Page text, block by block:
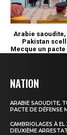
NATION
ARABIE SAOUDITE,
PACTE DE DÉFENSE
CAMBRIOLAGES À
DEUXIÈME